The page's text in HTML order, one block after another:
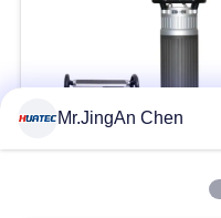
Mr.JingAn Chen